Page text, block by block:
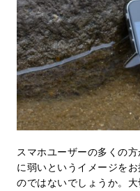
スマホユーザーの多くの
に弱いというイメージを
のではないでしょうか。